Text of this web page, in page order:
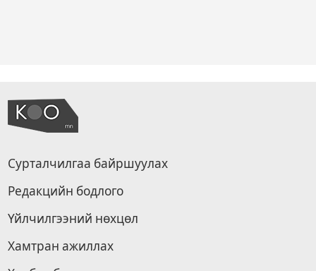
Сурталчилгаа байршуулах
Редакцийн бодлого
Үйлчилгээний нөхцөл
Хамтран ажиллах